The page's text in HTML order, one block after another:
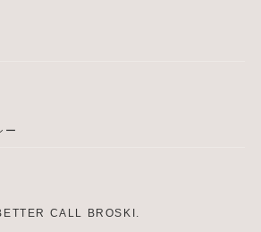
ー
CALL BROSKI.